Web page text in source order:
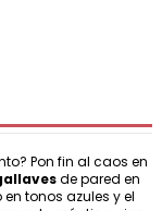
Pon fin al caos en
de pared en
tonos azules y el